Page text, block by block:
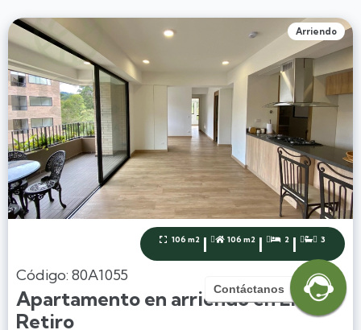
Arriendo
 106 m2 |  106 m2 |  2 |  3
Código: 80A1055
Apartamento en arriendo en El
Retiro
Contáctanos